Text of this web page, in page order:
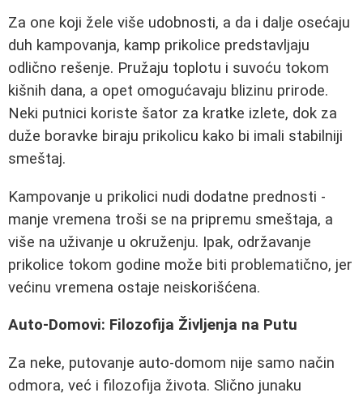
Za one koji žele više udobnosti, a da i dalje osećaju
duh kampovanja, kamp prikolice predstavljaju
odlično rešenje. Pružaju toplotu i suvoću tokom
kišnih dana, a opet omogućavaju blizinu prirode.
Neki putnici koriste šator za kratke izlete, dok za
duže boravke biraju prikolicu kako bi imali stabilniji
smeštaj.
Kampovanje u prikolici nudi dodatne prednosti -
manje vremena troši se na pripremu smeštaja, a
više na uživanje u okruženju. Ipak, održavanje
prikolice tokom godine može biti problematično, jer
većinu vremena ostaje neiskorišćena.
Auto-Domovi: Filozofija Življenja na Putu
Za neke, putovanje auto-domom nije samo način
odmora, već i filozofija života. Slično junaku